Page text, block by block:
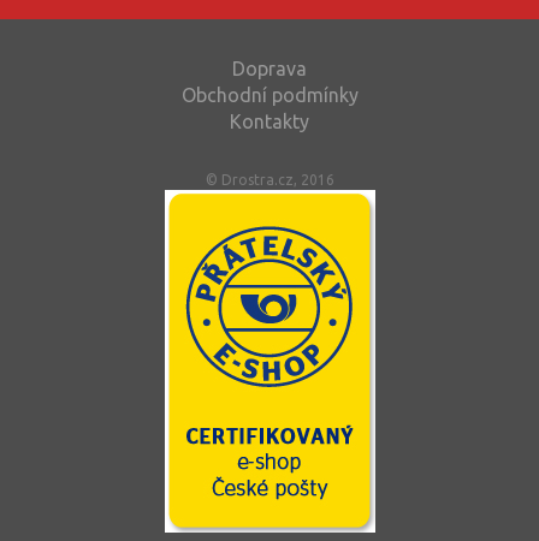
Doprava
Obchodní podmínky
Kontakty
© Drostra.cz, 2016